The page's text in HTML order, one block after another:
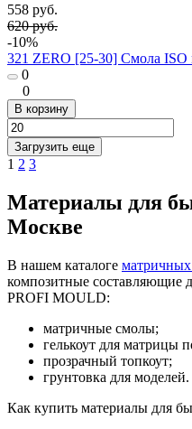
558 руб.
620 руб.
-10%
321 ZERO [25-30] Смола ISO
0
0
В корзину
Загрузить еще
1 2 3
Материалы для
Москве
В нашем каталоге матричных
композитные составляющие
PROFI MOULD:
матричные смолы;
гелькоут для матрицы
прозрачный топкоут;
грунтовка для моделей.
Как купить материалы для